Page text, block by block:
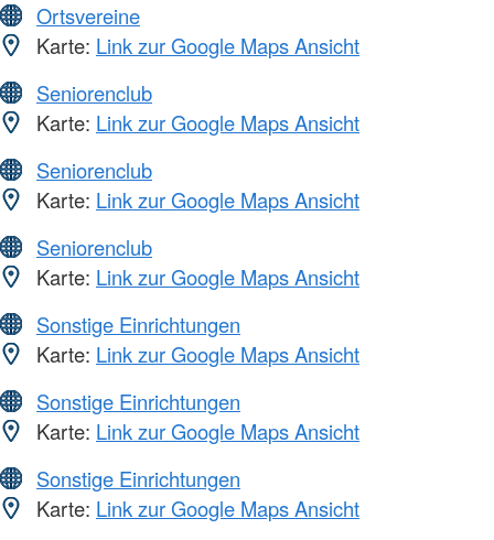
Ortsvereine
Karte: Link zur Google Maps Ansicht
Seniorenclub
Karte: Link zur Google Maps Ansicht
Seniorenclub
Karte: Link zur Google Maps Ansicht
Seniorenclub
Karte: Link zur Google Maps Ansicht
Sonstige Einrichtungen
Karte: Link zur Google Maps Ansicht
Sonstige Einrichtungen
Karte: Link zur Google Maps Ansicht
Sonstige Einrichtungen
Karte: Link zur Google Maps Ansicht